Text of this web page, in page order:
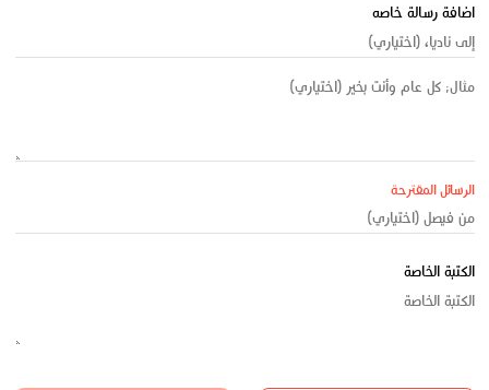
اضافة رسالة خاصه
الرسائل المقترحة
الكتبة الخاصة